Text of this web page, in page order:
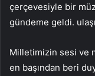
çerçevesiyle bir
gündeme geldi.
Milletimizin sesi ve
en başından beri